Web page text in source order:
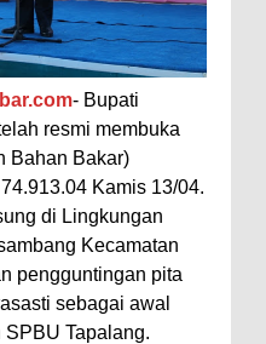
- Bupati
resmi membuka
Bahan Bakar)
Kamis 13/04.
di Lingkungan
Kecamatan
pengguntingan pita
sebagai awal
Tapalang.